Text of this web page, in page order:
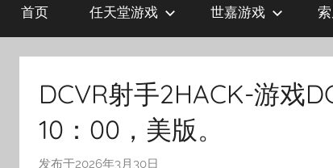
首页 任天堂游戏 世嘉游戏
DCVR射手2HACK-游戏
10：00，美版。
发布于2026年3月30日